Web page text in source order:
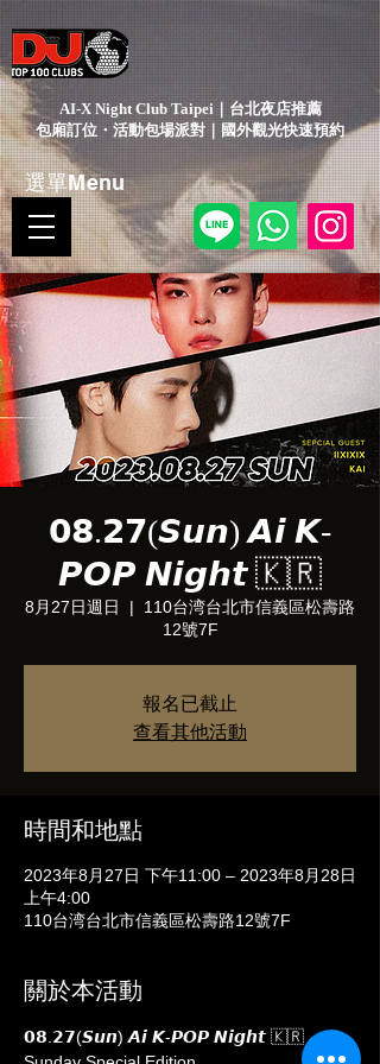
AI-X Night Club Taipei｜台北夜店推薦
包廂訂位・活動包場派對｜國外觀光快速預約
選單Menu
𝟬𝟴.𝟮𝟳(𝙎𝙪𝙣) 𝘼𝙞 𝙆-
𝙋𝙊𝙋 𝙉𝙞𝙜𝙝𝙩 🇰🇷
8月27日週日
  |
110台湾台北市信義區松壽路
12號7F
報名已截止
查看其他活動
時間和地點
2023年8月27日 下午11:00 – 2023年8月28日
上午4:00
110台湾台北市信義區松壽路12號7F
關於本活動
𝟬𝟴.𝟮𝟳(𝙎𝙪𝙣) 𝘼𝙞 𝙆-𝙋𝙊𝙋 𝙉𝙞𝙜𝙝𝙩 🇰🇷